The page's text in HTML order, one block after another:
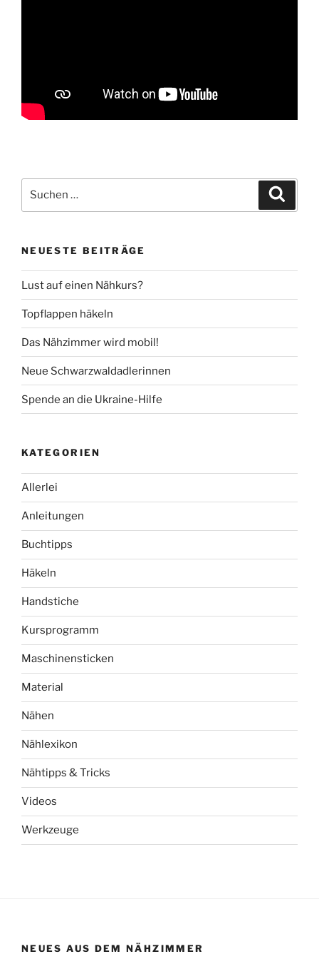
nach:
NEUESTE BEITRÄGE
Lust auf einen Nähkurs?
Topflappen häkeln
Das Nähzimmer wird mobil!
Neue Schwarzwaldadlerinnen
Spende an die Ukraine-Hilfe
KATEGORIEN
Allerlei
Anleitungen
Buchtipps
Häkeln
Handstiche
Kursprogramm
Maschinensticken
Material
Nähen
Nählexikon
Nähtipps & Tricks
Videos
Werkzeuge
NEUES AUS DEM NÄHZIMMER